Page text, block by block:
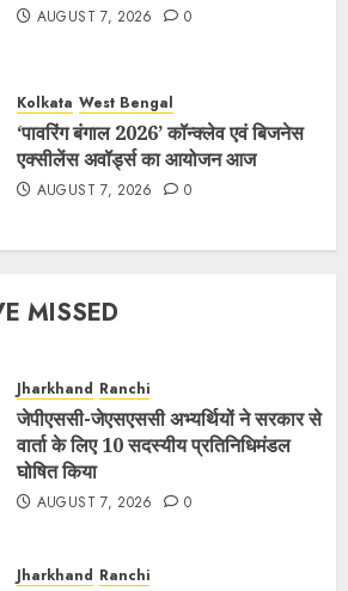
AUGUST 7, 2026 0
Kolkata West Bengal
‘पावरिंग बंगाल 2026’ कॉन्क्लेव एवं बिजनेस
एक्सीलेंस अवॉर्ड्स का आयोजन आज
AUGUST 7, 2026 0
MISSED
Jharkhand Ranchi
जेपीएससी-जेएसएससी अभ्यर्थियों ने सरकार से
वार्ता के लिए 10 सदस्यीय प्रतिनिधिमंडल
घोषित किया
AUGUST 7, 2026 0
Jharkhand Ranchi